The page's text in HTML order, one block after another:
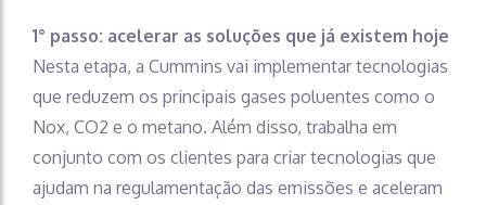
1° passo: acelerar as soluções que já existem hoje
Nesta etapa, a Cummins vai implementar tecnologias
que reduzem os principais gases poluentes como o
Nox, CO2 e o metano. Além disso, trabalha em
conjunto com os clientes para criar tecnologias que
ajudam na regulamentação das emissões e aceleram